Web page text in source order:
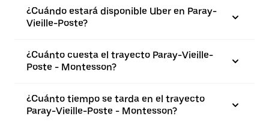
¿Cuándo estará disponible Uber en Paray-
Vieille-Poste?
¿Cuánto cuesta el trayecto Paray-Vieille-
Poste - Montesson?
¿Cuánto tiempo se tarda en el trayecto
Paray-Vieille-Poste - Montesson?